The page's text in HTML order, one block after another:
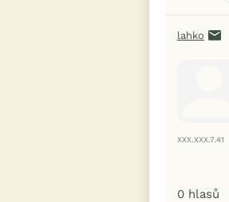
lahko
XXX.XXX.7.41
0 hlasů